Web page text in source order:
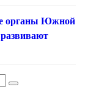
органы Южной